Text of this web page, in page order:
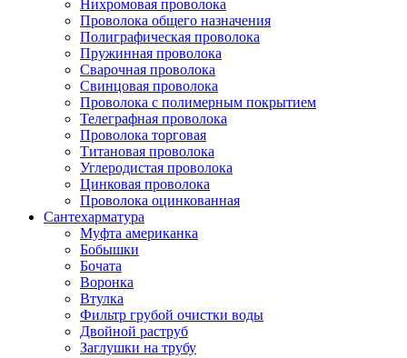
Нихромовая проволока
Проволока общего назначения
Полиграфическая проволока
Пружинная проволока
Сварочная проволока
Свинцовая проволока
Проволока с полимерным покрытием
Телеграфная проволока
Проволока торговая
Титановая проволока
Углеродистая проволока
Цинковая проволока
Проволока оцинкованная
Сантехарматура
Муфта американка
Бобышки
Бочата
Воронка
Втулка
Фильтр грубой очистки воды
Двойной раструб
Заглушки на трубу